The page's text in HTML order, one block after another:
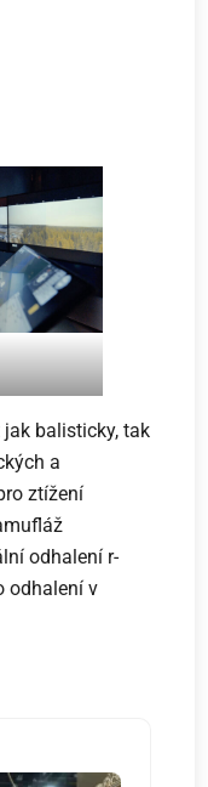
balisticky, tak
a
ztížení
odhalení r-
odhalení v